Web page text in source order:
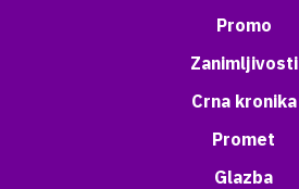
Promo
Zanimljivosti
Crna kronika
Promet
Glazba